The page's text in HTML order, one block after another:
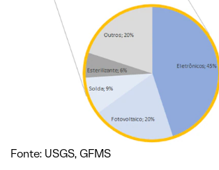
Fonte: USGS, GFMS